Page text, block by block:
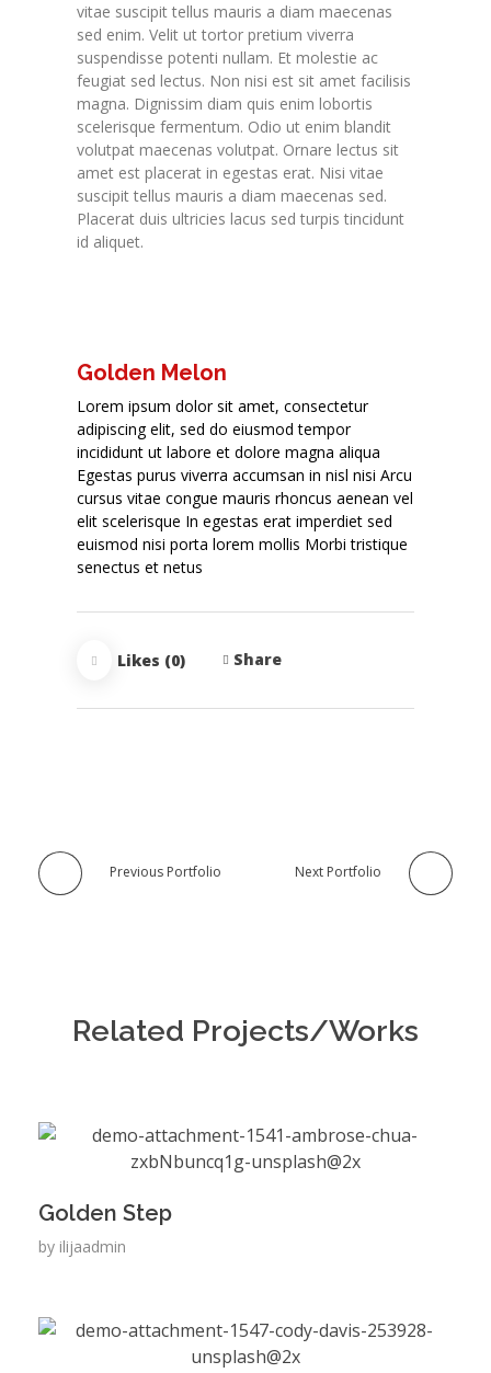
vitae suscipit tellus mauris a diam maecenas
sed enim. Velit ut tortor pretium viverra
suspendisse potenti nullam. Et molestie ac
feugiat sed lectus. Non nisi est sit amet facilisis
magna. Dignissim diam quis enim lobortis
scelerisque fermentum. Odio ut enim blandit
volutpat maecenas volutpat. Ornare lectus sit
amet est placerat in egestas erat. Nisi vitae
suscipit tellus mauris a diam maecenas sed.
Placerat duis ultricies lacus sed turpis tincidunt
id aliquet.
Golden Melon
Lorem ipsum dolor sit amet, consectetur
adipiscing elit, sed do eiusmod tempor
incididunt ut labore et dolore magna aliqua
Egestas purus viverra accumsan in nisl nisi Arcu
cursus vitae congue mauris rhoncus aenean vel
elit scelerisque In egestas erat imperdiet sed
euismod nisi porta lorem mollis Morbi tristique
senectus et netus
Likes (0) Share
Previous Portfolio Next Portfolio
Related Projects/Works
Golden Step
by ilijaadmin